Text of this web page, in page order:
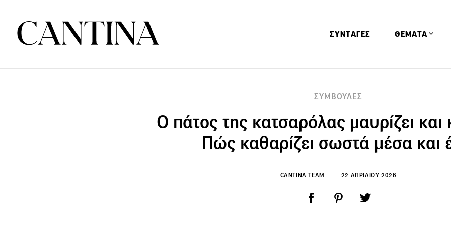
ΣΥΝΤΑΓΕΣ ΘΕΜΑΤΑ
Ειδήσεις
Έρευνες
ΣΥΜΒΟΥΛΕΣ
Ο πάτος της κατσαρόλας μαυρίζει και
Πώς καθαρίζει σωστά μέσα και
CANTINA TEAM 22 ΑΠΡΙΛΙΟΥ 2026